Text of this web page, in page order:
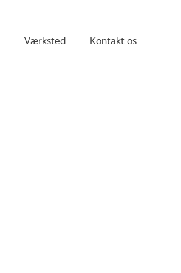
Værksted Kontakt os